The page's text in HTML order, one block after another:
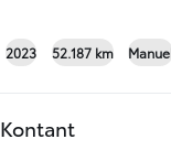
2023 52.187 km
Kontant